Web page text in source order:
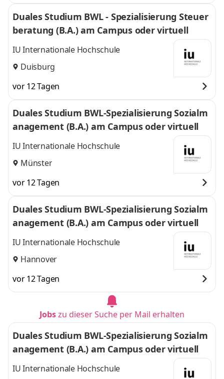
Duales Studium BWL - Spezialisierung Steuer
beratung (B.A.) am Campus oder virtuell
IU Internationale Hochschule
Duisburg
vor 12 Tagen
Duales Studium BWL-Spezialisierung Sozialm
anagement (B.A.) am Campus oder virtuell
IU Internationale Hochschule
Münster
vor 12 Tagen
Duales Studium BWL-Spezialisierung Sozialm
anagement (B.A.) am Campus oder virtuell
IU Internationale Hochschule
Hannover
vor 12 Tagen
Jobszu dieser Suche per Mail erhalten
Duales Studium BWL-Spezialisierung Sozialm
anagement (B.A.) am Campus oder virtuell
IU Internationale Hochschule